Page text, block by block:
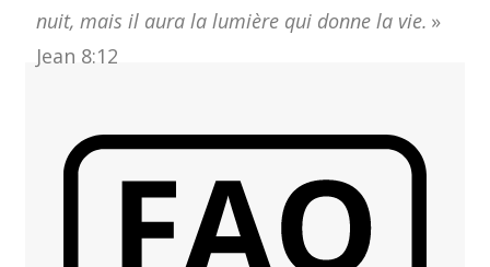
nuit, mais il aura la lumière qui donne la vie. »
Jean 8:12